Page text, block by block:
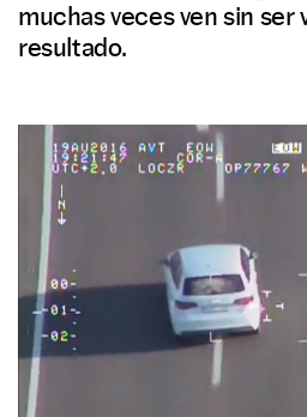
muchas veces ven sin ser
resultado.